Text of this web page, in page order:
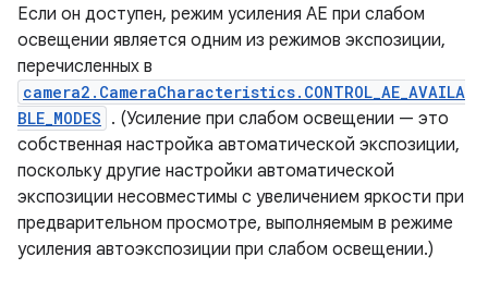
Если он доступен, режим усиления AE при слабом
освещении является одним из режимов экспозиции,
перечисленных в
camera2.CameraCharacteristics.CONTROL_AE_AVAILA
BLE_MODES . (Усиление при слабом освещении — это
собственная настройка автоматической экспозиции,
поскольку другие настройки автоматической
экспозиции несовместимы с увеличением яркости при
предварительном просмотре, выполняемым в режиме
усиления автоэкспозиции при слабом освещении.)